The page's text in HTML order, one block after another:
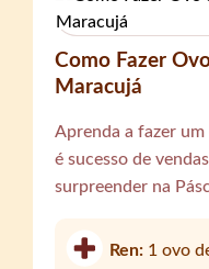
Como Fazer
Maracujá
Aprenda a fazer
é sucesso de
surpreender na
Ren: 1 ovo